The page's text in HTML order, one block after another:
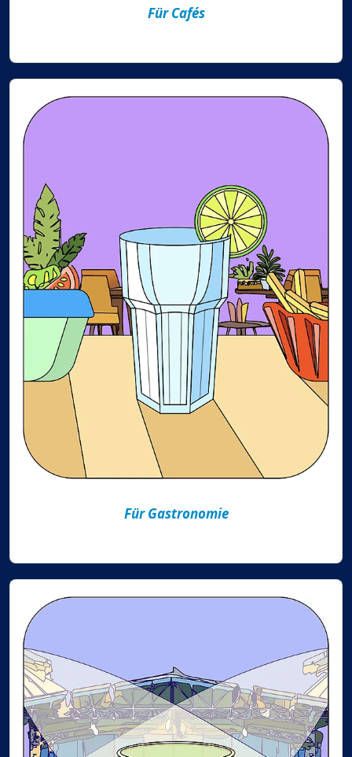
Für Cafés
Für Gastronomie